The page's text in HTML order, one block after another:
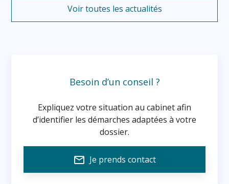
Voir toutes les actualités
Besoin d’un conseil ?
Expliquez votre situation au cabinet afin
d’identifier les démarches adaptées à votre
dossier.
mail_outline Je prends contact